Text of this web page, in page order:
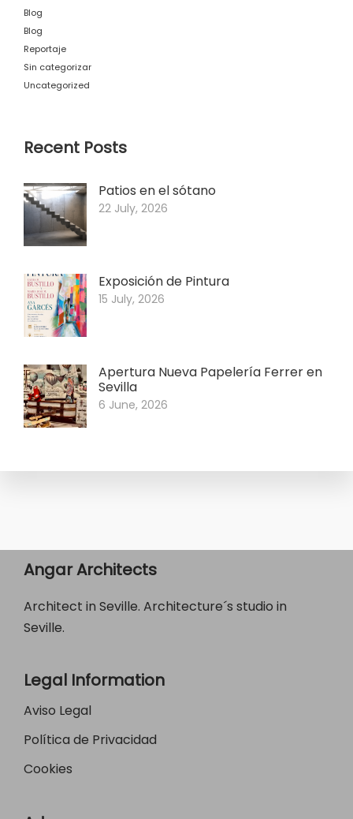
Blog
Blog
Reportaje
Sin categorizar
Uncategorized
Recent Posts
Patios en el sótano
22 July, 2026
Exposición de Pintura
15 July, 2026
Apertura Nueva Papelería Ferrer en
Sevilla
6 June, 2026
Angar Architects
Architect in Seville. Architecture´s studio in
Seville.
Legal Information
Aviso Legal
Política de Privacidad
Cookies